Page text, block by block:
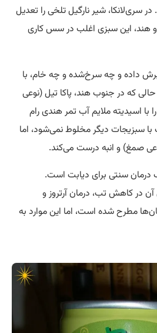
سری‌لانکا، شیر نارگیل تلخی را تعدیل
و هند، این سبزی اغلب در سس کاری
برش داده و چه سرخ‌شده و چه خام، با
که در جنوب هند، پاکا تیل (نوعی
با اسیدیته ملایم آب تمر هندی رام
با سبزیجات دیگر مخلوط نمی‌شود، اما
صمغ) و انبه درست می‌کند.
درمان سنتی برای دیابت است.
در کاهش تب، درمان آرتروز و
مطرح شده است، اما این موارد به